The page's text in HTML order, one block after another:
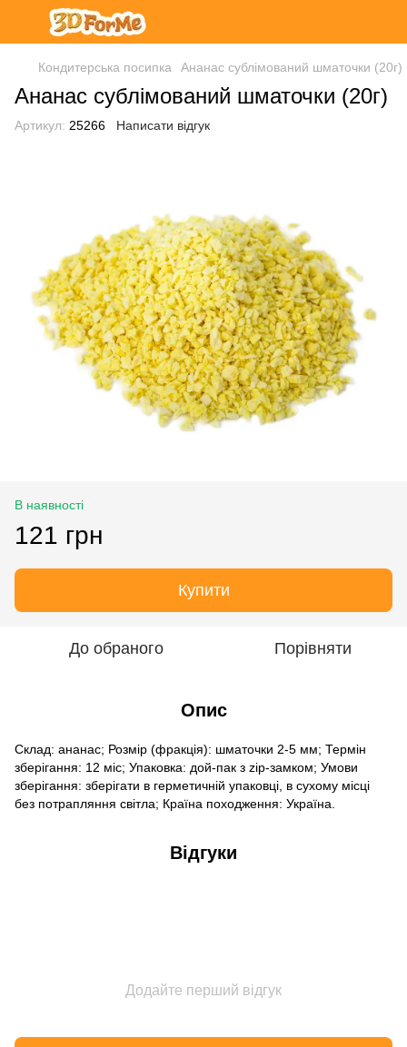
Кондитерська посипка Ананас сублімований шматочки (20г)
Ананас сублімований шматочки (20г)
Артикул: 25266 Написати відгук
В наявності
121 грн
Купити
До обраного Порівняти
Опис
Склад: ананас; Розмір (фракція): шматочки 2-5 мм; Термін
зберігання: 12 міс; Упаковка: дой-пак з zip-замком; Умови
зберігання: зберігати в герметичній упаковці, в сухому місці
без потрапляння світла; Країна походження: Україна.
Відгуки
Додайте перший відгук